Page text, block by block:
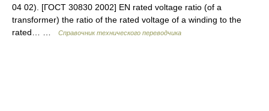
04 02). [ГОСТ 30830 2002] EN rated voltage ratio (of a
transformer) the ratio of the rated voltage of a winding to the
rated… …
Справочник технического переводчика